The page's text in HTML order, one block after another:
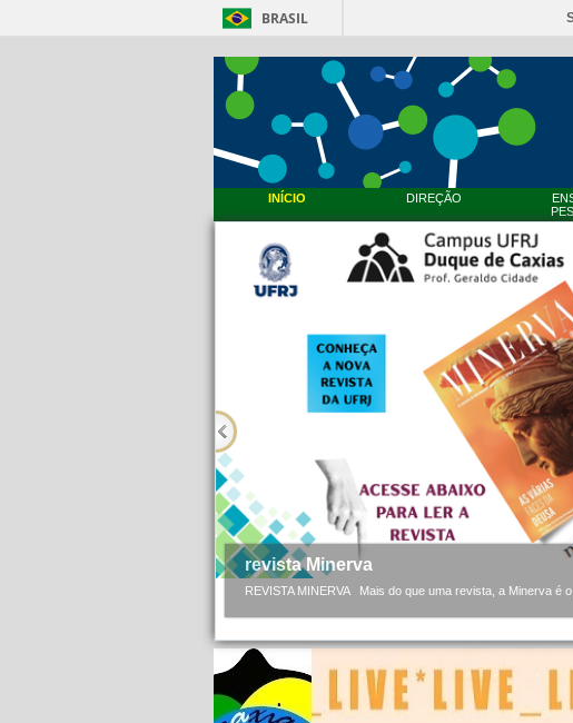
BRASIL
INÍCIO DIREÇÃO
revista Minerva
REVISTA MINERVA Mais do que uma revista, a Minerva é o